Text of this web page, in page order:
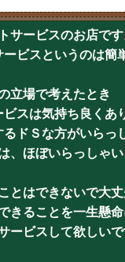
サービスのお店です
ビスというのは簡
立場で考えたとき
スは気持ち良くあ
ドＳな方がいらっ
、ほぼいらっしゃい
とはできないで大丈
きることを一生懸
ービスして欲しいで